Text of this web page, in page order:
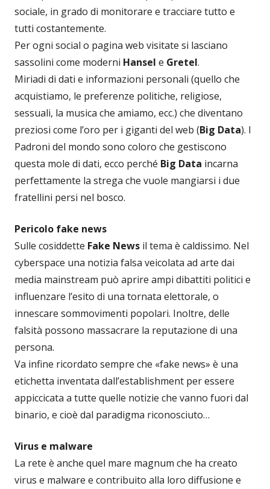
sociale, in grado di monitorare e tracciare tutto e
tutti costantemente.
Per ogni social o pagina web visitate si lasciano
sassolini come moderni Hansel e Gretel.
Miriadi di dati e informazioni personali (quello che
acquistiamo, le preferenze politiche, religiose,
sessuali, la musica che amiamo, ecc.) che diventano
preziosi come l’oro per i giganti del web (Big Data). I
Padroni del mondo sono coloro che gestiscono
questa mole di dati, ecco perché Big Data incarna
perfettamente la strega che vuole mangiarsi i due
fratellini persi nel bosco.
Pericolo fake news
Sulle cosiddette Fake News il tema è caldissimo. Nel
cyberspace una notizia falsa veicolata ad arte dai
media mainstream può aprire ampi dibattiti politici e
influenzare l’esito di una tornata elettorale, o
innescare sommovimenti popolari. Inoltre, delle
falsità possono massacrare la reputazione di una
persona.
Va infine ricordato sempre che «fake news» è una
etichetta inventata dall’establishment per essere
appiccicata a tutte quelle notizie che vanno fuori dal
binario, e cioè dal paradigma riconosciuto…
Virus e malware
La rete è anche quel mare magnum che ha creato
virus e malware e contribuito alla loro diffusione e